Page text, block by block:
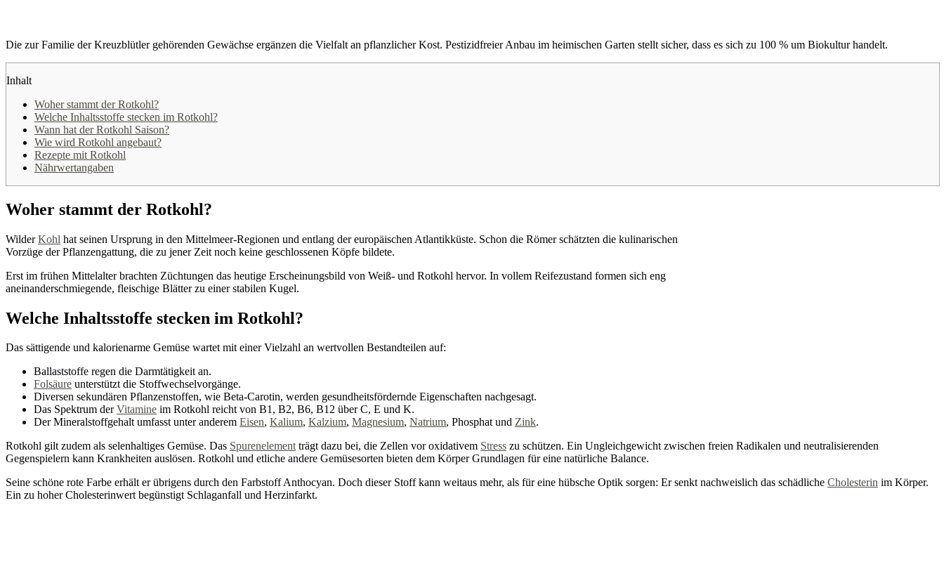
Die zur Familie der Kreuzblütler gehörenden Gewächse ergänzen die Vielfalt an pflanzlicher Kost. Pestizidfreier Anbau im heimischen Garten stellt sicher, dass es sich zu 100 % um Biokultur handelt.
Inhalt
Woher stammt der Rotkohl?
Welche Inhaltsstoffe stecken im Rotkohl?
Wann hat der Rotkohl Saison?
Wie wird Rotkohl angebaut?
Rezepte mit Rotkohl
Nährwertangaben
Woher stammt der Rotkohl?
WilderKohl hat seinen Ursprung in den Mittelmeer-Regionen und entlang der europäischen Atlantikküste. Schon die Römer schätzten die kulinarischen
Vorzüge der Pflanzengattung, die zu jener Zeit noch keine geschlossenen Köpfe bildete.
Erst im frühen Mittelalter brachten Züchtungen das heutige Erscheinungsbild von Weiß- und Rotkohl hervor. In vollem Reifezustand formen sich eng
aneinanderschmiegende, fleischige Blätter zu einer stabilen Kugel.
Welche Inhaltsstoffe stecken im Rotkohl?
Das sättigende und kalorienarme Gemüse wartet mit einer Vielzahl an wertvollen Bestandteilen auf:
Ballaststoffe regen die Darmtätigkeit an.
Folsäure unterstützt die Stoffwechselvorgänge.
Diversen sekundären Pflanzenstoffen, wie Beta-Carotin, werden gesundheitsfördernde Eigenschaften nachgesagt.
Das Spektrum derVitamine im Rotkohl reicht von B1, B2, B6, B12 über C, E und K.
Der Mineralstoffgehalt umfasst unter anderem Eisen, Kalium, Kalzium, Magnesium, Natrium, Phosphat und Zink.
Rotkohl gilt zudem als selenhaltiges Gemüse. Das Spurenelementträgt dazu bei, die Zellen vor oxidativem Stress zu schützen. Ein Ungleichgewicht zwischen freien Radikalen und neutralisierenden
Gegenspielern kann Krankheiten auslösen. Rotkohl und etliche andere Gemüsesorten bieten dem Körper Grundlagen für eine natürliche Balance.
Seine schöne rote Farbe erhält er übrigens durch den Farbstoff Anthocyan. Doch dieser Stoff kann weitaus mehr, als für eine hübsche Optik sorgen: Er senkt nachweislich das schädliche Cholesterin im Körper.
Ein zu hoher Cholesterinwert begünstigt Schlaganfall und Herzinfarkt.